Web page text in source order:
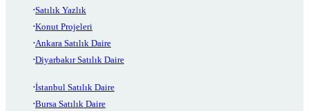
Satılık Yazlık
Konut Projeleri
Ankara Satılık Daire
Diyarbakır Satılık Daire
İstanbul Satılık Daire
Bursa Satılık Daire